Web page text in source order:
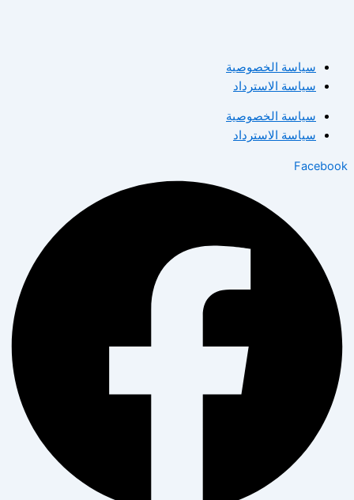
سياسة الخصوصية
سياسة الاسترداد
سياسة الخصوصية
سياسة الاسترداد
Facebook